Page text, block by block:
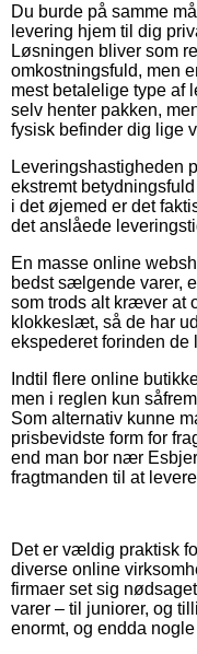
Du burde på samme
levering hjem til dig
Løsningen bliver som
omkostningsfuld, men
mest betalelige type af
selv henter pakken,
fysisk befinder dig lige
Leveringshastigheden
ekstremt
i det øjemed er det
det anslåede
En masse online
bedst sælgende varer,
som trods alt kræver at
klokkeslæt, så de har
ekspederet forinden de
Indtil flere online
men i reglen kun
Som alternativ kunne
prisbevidste form for
end man bor nær
fragtmanden til at
Det er vældig praktisk
diverse online
firmaer set sig
varer – til juniorer, og
enormt, og endda